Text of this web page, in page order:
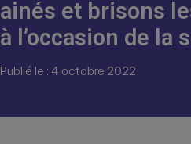
ainés et brisons
à l’occasion de la
Publié le : 4 octobre 2022